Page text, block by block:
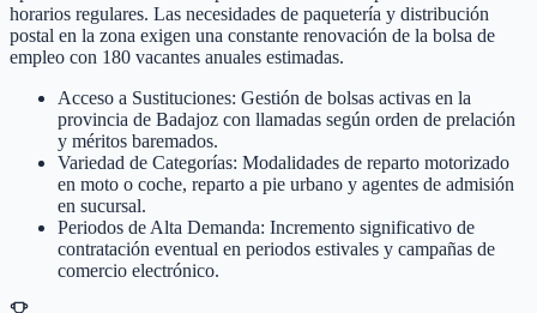
horarios regulares. Las necesidades de paquetería y distribución
postal en la zona exigen una constante renovación de la bolsa de
empleo con 180 vacantes anuales estimadas.
Acceso a Sustituciones: Gestión de bolsas activas en la
provincia de Badajoz con llamadas según orden de prelación
y méritos baremados.
Variedad de Categorías: Modalidades de reparto motorizado
en moto o coche, reparto a pie urbano y agentes de admisión
en sucursal.
Periodos de Alta Demanda: Incremento significativo de
contratación eventual en periodos estivales y campañas de
comercio electrónico.